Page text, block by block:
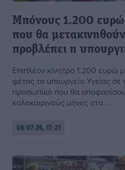
Μπόνους 1.200 ευρώ
που θα
προβλέπει η
Επιπλέον κίνητρο 1.200 ευρώ
φέτος το υπουργείο Υγείας σε
προσωπικό που θα
καλοκαιρινούς μήνες στα ...
06.07.26, 17:21